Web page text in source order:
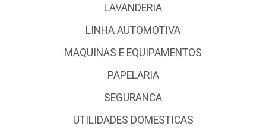
LAVANDERIA
LINHA AUTOMOTIVA
MAQUINAS E EQUIPAMENTOS
PAPELARIA
SEGURANCA
UTILIDADES DOMESTICAS